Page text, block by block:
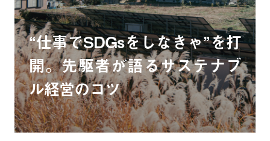
“仕事でSDGsをしなきゃ”を打
開。先駆者が語るサステナブ
ル経営のコツ